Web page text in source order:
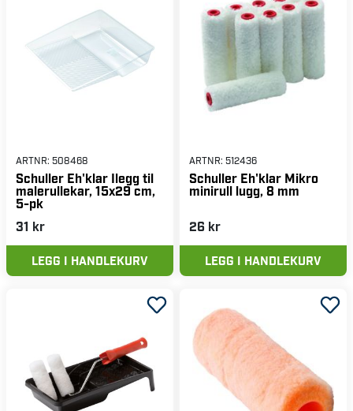
ARTNR: 508468
Schuller Eh'klar Ilegg til
malerullekar, 15x29 cm,
5-pk
31 kr
LEGG I HANDLEKURV
ARTNR: 512436
Schuller Eh'klar Mikro
minirull lugg, 8 mm
26 kr
LEGG I HANDLEKURV